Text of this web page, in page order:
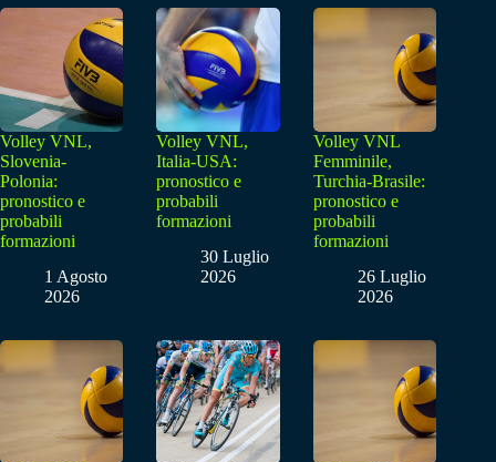
Volley VNL,
Slovenia-
Polonia:
pronostico e
probabili
formazioni
1 Agosto
2026
Volley VNL,
Italia-USA:
pronostico e
probabili
formazioni
30 Luglio
2026
Volley VNL
Femminile,
Turchia-Brasile:
pronostico e
probabili
formazioni
26 Luglio
2026